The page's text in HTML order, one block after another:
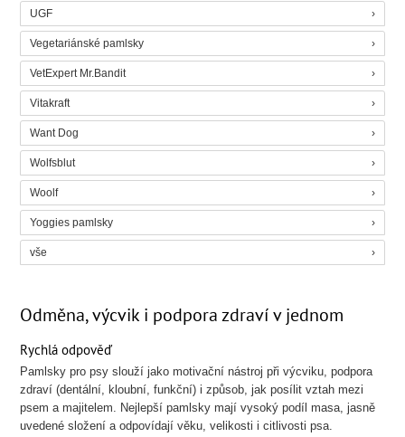
UGF
Vegetariánské pamlsky
VetExpert Mr.Bandit
Vitakraft
Want Dog
Wolfsblut
Woolf
Yoggies pamlsky
vše
Odměna, výcvik i podpora zdraví v jednom
Rychlá odpověď
Pamlsky pro psy slouží jako motivační nástroj při výcviku, podpora
zdraví (dentální, kloubní, funkční) i způsob, jak posílit vztah mezi
psem a majitelem. Nejlepší pamlsky mají vysoký podíl masa, jasně
uvedené složení a odpovídají věku, velikosti i citlivosti psa.